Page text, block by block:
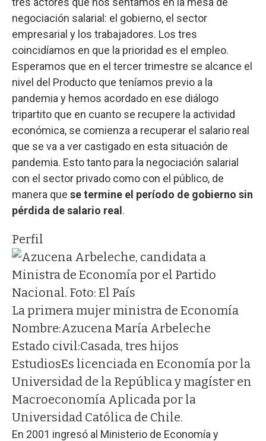
negociación salarial: el gobierno, el sector
empresarial y los trabajadores. Los tres
coincidíamos en que la prioridad es el empleo.
Esperamos que en el tercer trimestre se alcance el
nivel del Producto que teníamos previo a la
pandemia y hemos acordado en ese diálogo
tripartito que en cuanto se recupere la actividad
económica, se comienza a recuperar el salario real
que se va a ver castigado en esta situación de
pandemia. Esto tanto para la negociación salarial
con el sector privado como con el público, de
manera que se termine el período de gobierno sin
pérdida de salario real .
Perfil
La primera mujer ministra de Economía
Nombre:Azucena María Arbeleche
Estado civil:Casada, tres hijos
EstudiosEs licenciada en Economía por la
Universidad de la República y magíster en
Macroeconomía Aplicada por la
Universidad Católica de Chile.
En 2001 ingresó al Ministerio de Economía y